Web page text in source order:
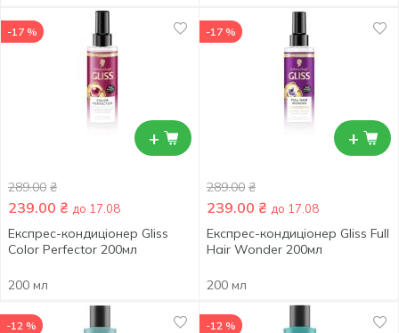
+
-17 %
289.00 ₴
239.00 ₴ до 17.08
Експрес-кондиціонер Gliss
Color Perfector 200мл
200 мл
+
-17 %
289.00 ₴
239.00 ₴ до 17.08
Експрес-кондиціонер Gliss Full
Hair Wonder 200мл
200 мл
-12 % -12 %